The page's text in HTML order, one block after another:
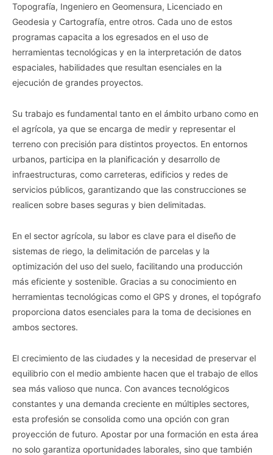
Topografía, Ingeniero en Geomensura, Licenciado en
Geodesia y Cartografía, entre otros. Cada uno de estos
programas capacita a los egresados en el uso de
herramientas tecnológicas y en la interpretación de datos
espaciales, habilidades que resultan esenciales en la
ejecución de grandes proyectos.
Su trabajo es fundamental tanto en el ámbito urbano como en
el agrícola, ya que se encarga de medir y representar el
terreno con precisión para distintos proyectos. En entornos
urbanos, participa en la planificación y desarrollo de
infraestructuras, como carreteras, edificios y redes de
servicios públicos, garantizando que las construcciones se
realicen sobre bases seguras y bien delimitadas.
En el sector agrícola, su labor es clave para el diseño de
sistemas de riego, la delimitación de parcelas y la
optimización del uso del suelo, facilitando una producción
más eficiente y sostenible. Gracias a su conocimiento en
herramientas tecnológicas como el GPS y drones, el topógrafo
proporciona datos esenciales para la toma de decisiones en
ambos sectores.
El crecimiento de las ciudades y la necesidad de preservar el
equilibrio con el medio ambiente hacen que el trabajo de ellos
sea más valioso que nunca. Con avances tecnológicos
constantes y una demanda creciente en múltiples sectores,
esta profesión se consolida como una opción con gran
proyección de futuro. Apostar por una formación en esta área
no solo garantiza oportunidades laborales, sino que también